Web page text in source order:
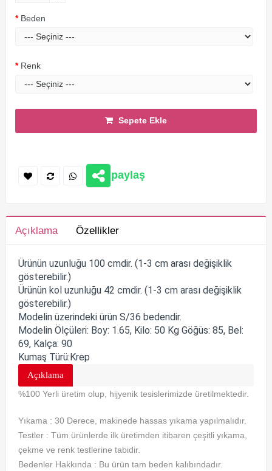
Beden
Renk
Sepete Ekle
paylaş
Açıklama Özellikler
Ürünün uzunluğu 100 cmdir. (1-3 cm arası değişiklik
gösterebilir.)
Ürünün kol uzunluğu 42 cmdir. (1-3 cm arası değişiklik
gösterebilir.)
Modelin üzerindeki ürün S/36 bedendir.
Modelin Ölçüleri: Boy: 1.65, Kilo: 50 Kg Göğüs: 85, Bel:
69, Kalça: 90
Kumaş Türü:Krep
Açıklama
%100 Yerli üretim olup, hijyenik tesislerimizde üretilmektedir.
Yıkama : 30 Derece, makinede hassas yıkama yapılmalıdır.
Testler : Tüm ürünlerde ilk üretimden itibaren çeşitli yıkama,
çekme ve renk testlerine tabidir.
Bedenler Hakkında : Bu ürün tam beden kalıbındadır.